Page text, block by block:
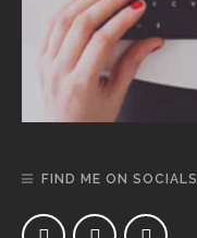
FIND ME ON SOCIALS